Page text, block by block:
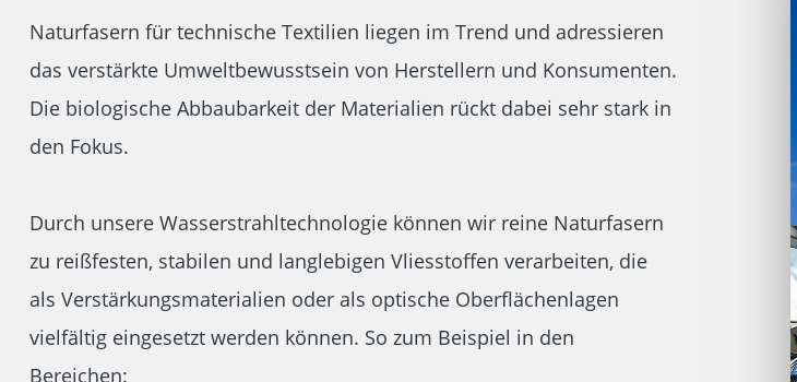
Naturfasern für technische Textilien liegen im Trend und adressieren
das verstärkte Umweltbewusstsein von Herstellern und Konsumenten.
Die biologische Abbaubarkeit der Materialien rückt dabei sehr stark in
den Fokus.
Durch unsere Wasserstrahltechnologie können wir reine Naturfasern
zu reißfesten, stabilen und langlebigen Vliesstoffen verarbeiten, die
als Verstärkungsmaterialien oder als optische Oberflächenlagen
vielfältig eingesetzt werden können. So zum Beispiel in den
Bereichen: